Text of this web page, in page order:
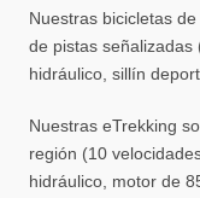
Nuestras bicicletas
de pistas señalizadas
hidráulico, sillín
Nuestras eTrekking
región (10
hidráulico, motor de